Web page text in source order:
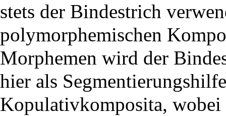
stets der Bindestrich
polymorphemischen
Morphemen wird der
hier als
Kopulativkomposita,